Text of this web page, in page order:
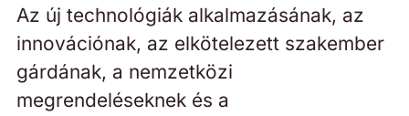
Az új technológiák alkalmazásának, az
innovációnak, az elkötelezett szakember
gárdának, a nemzetközi
megrendeléseknek és a